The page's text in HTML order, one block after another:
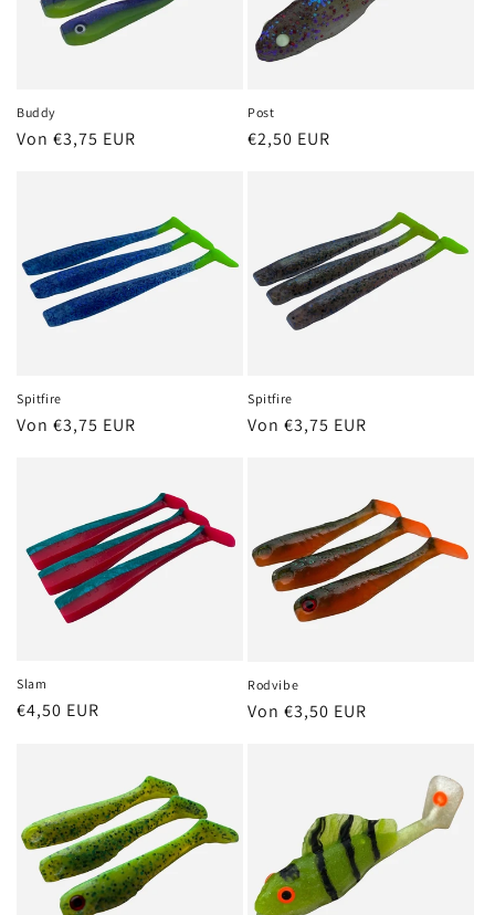
Buddy
Normaler
Von €3,75 EUR
Post
Normaler
€2,50 EUR
Spitfire
Normaler
Von €3,75 EUR
Spitfire
Normaler
Von €3,75 EUR
Slam
Normaler
€4,50 EUR
Rodvibe
Normaler
Von €3,50 EUR